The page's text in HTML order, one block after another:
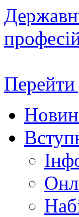
Перейти